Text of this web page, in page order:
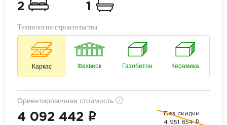
2 1
Технология строительства
Каркас Фахверк Газобетон Керамика
Ориентировочная стоимость i
4 092 442 i
Без скидки
4 951 854 i